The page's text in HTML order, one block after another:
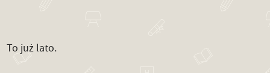
To już lato.